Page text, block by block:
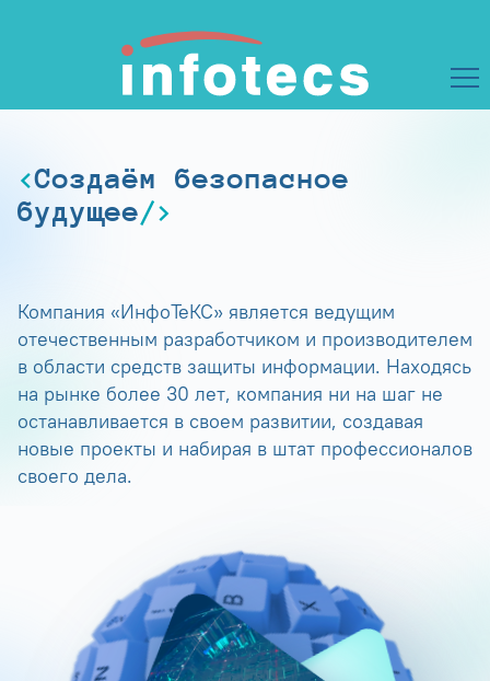
Создаём безопасное
будущее
Компания «ИнфоТеКС» является ведущим
отечественным разработчиком и производителем
в области средств защиты информации. Находясь
на рынке более 30 лет, компания ни на шаг не
останавливается в своем развитии, создавая
новые проекты и набирая в штат профессионалов
своего дела.